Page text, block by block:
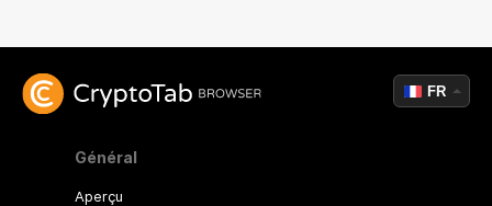
Général
Aperçu
FR